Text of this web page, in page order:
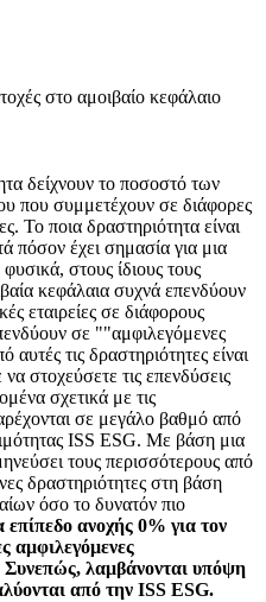
στο αμοιβαίο κεφάλαιο
δείχνουν το ποσοστό των
που συμμετέχουν σε διάφορες
Το ποια δραστηριότητα είναι
πόσον έχει σημασία για μια
στους ίδιους τους
κεφάλαια συχνά επενδύουν
εταιρείες σε διάφορους
σε ""αμφιλεγόμενες
τις δραστηριότητες είναι
στοχεύσετε τις επενδύσεις
σχετικά με τις
σε μεγάλο βαθμό από
ISS ESG. Με βάση μια
τους περισσότερους από
δραστηριότητες στη βάση
όσο το δυνατόν πιο
επίπεδο ανοχής 0% για τον
αμφιλεγόμενες
Συνεπώς, λαμβάνονται υπόψη
από την ISS ESG.